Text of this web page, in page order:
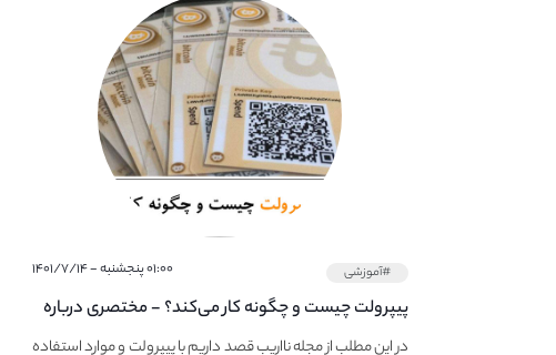
#آموزشی ۰۱:۰۰ پنجشنبه - ۱۴۰۱/۷/۱۴
پیپر‌ولت چیست و چگونه کار می‌کند؟ - مختصری درباره
PaperWallet
در این مطلب از مجله نااریب قصد داریم با پیپر‌ولت و موارد استفاده